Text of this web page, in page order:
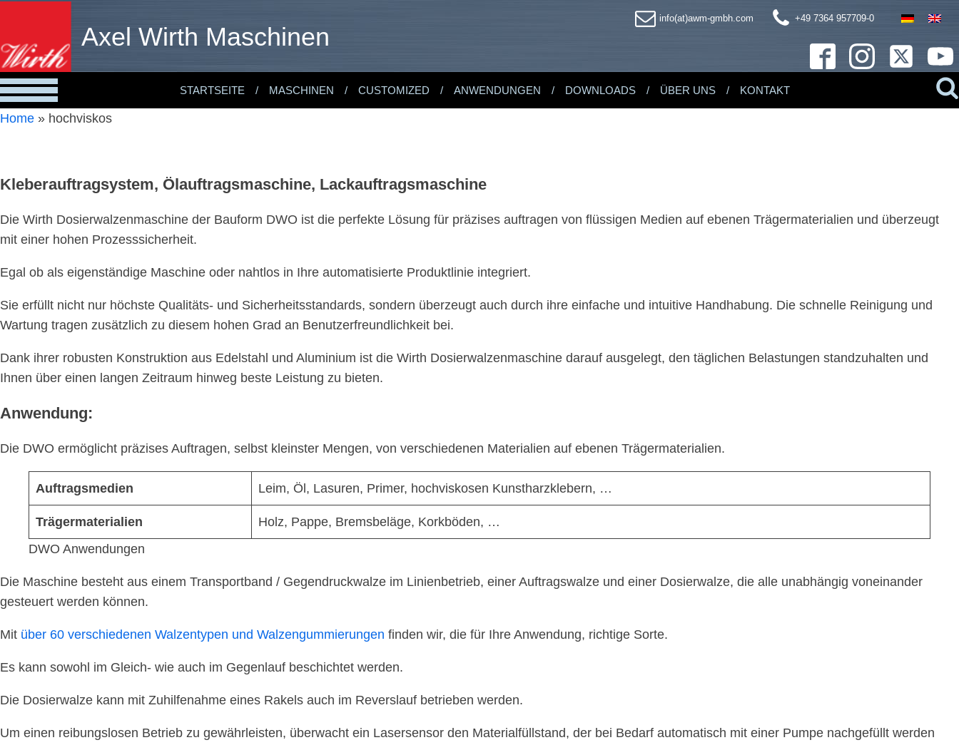
Axel Wirth Maschinen
info(at)awm-gmbh.com +49 7364 957709-0
STARTSEITE MASCHINEN CUSTOMIZED ANWENDUNGEN DOWNLOADS ÜBER UNS KONTAKT
Home » hochviskos
Kleberauftragsystem, Ölauftragsmaschine, Lackauftragsmaschine
Die Wirth Dosierwalzenmaschine der Bauform DWO ist die perfekte Lösung für präzises auftragen von flüssigen Medien auf ebenen Trägermaterialien und überzeugt
mit einer hohen Prozesssicherheit.
Egal ob als eigenständige Maschine oder nahtlos in Ihre automatisierte Produktlinie integriert.
Sie erfüllt nicht nur höchste Qualitäts- und Sicherheitsstandards, sondern überzeugt auch durch ihre einfache und intuitive Handhabung. Die schnelle Reinigung und
Wartung tragen zusätzlich zu diesem hohen Grad an Benutzerfreundlichkeit bei.
Dank ihrer robusten Konstruktion aus Edelstahl und Aluminium ist die Wirth Dosierwalzenmaschine darauf ausgelegt, den täglichen Belastungen standzuhalten und
Ihnen über einen langen Zeitraum hinweg beste Leistung zu bieten.
Anwendung:
Die DWO ermöglicht präzises Auftragen, selbst kleinster Mengen, von verschiedenen Materialien auf ebenen Trägermaterialien.
Auftragsmedien Leim, Öl, Lasuren, Primer, hochviskosen Kunstharzklebern, …
Trägermaterialien
Holz, Pappe, Bremsbeläge, Korkböden, …
DWO Anwendungen
Die Maschine besteht aus einem Transportband / Gegendruckwalze im Linienbetrieb, einer Auftragswalze und einer Dosierwalze, die alle unabhängig voneinander
gesteuert werden können.
Mit über 60 verschiedenen Walzentypen und Walzengummierungen finden wir, die für Ihre Anwendung, richtige Sorte.
Es kann sowohl im Gleich- wie auch im Gegenlauf beschichtet werden.
Die Dosierwalze kann mit Zuhilfenahme eines Rakels auch im Reverslauf betrieben werden.
Um einen reibungslosen Betrieb zu gewährleisten, überwacht ein Lasersensor den Materialfüllstand, der bei Bedarf automatisch mit einer Pumpe nachgefüllt werden